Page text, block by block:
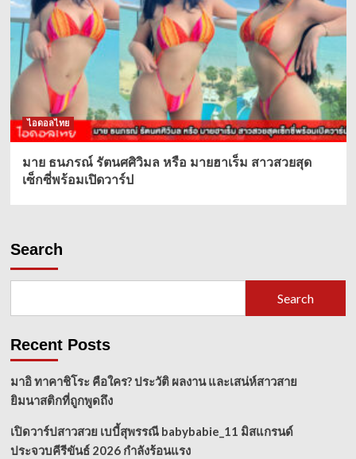
ไอดอลไทย
มาย ธนภรณ์ รัตนศศิวิมล หรือ มายฮาเร็ม สาวสวยสุด
เซ็กซี่พร้อมเปิดวาร์ป
Search
Search
Recent Posts
มาอิ ทาคาชิโระ คือใคร? ประวัติ ผลงาน และเสน่ห์สาวสาย
ยิมนาสติกที่ถูกพูดถึง
เปิดวาร์ปสาวสวย เบบี้สุพรรณี babybabie_11 มิสแกรนด์
ประจวบคีรีขันธ์ 2026 กำลังร้อนแรง